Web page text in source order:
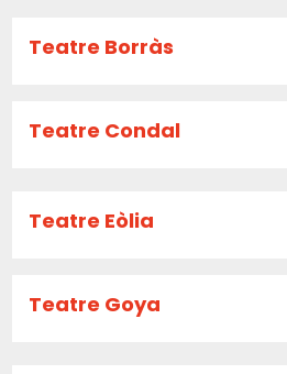
Teatre Borràs
Teatre Condal
Teatre Eòlia
Teatre Goya